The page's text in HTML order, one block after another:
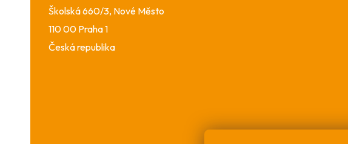
Školská 660/3, Nové Město
110 00 Praha 1
Česká republika